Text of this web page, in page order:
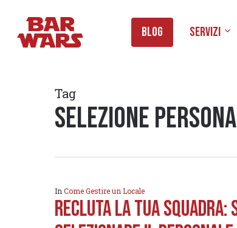
main
Blog Servizi
Tag
selezione
In Come Gestire un Locale
Recluta la Tua